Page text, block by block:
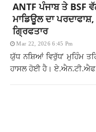
ANTF ਪੰਜਾਬ ਤੇ BSF
ਮਾਡਿਊਲ ਦਾ
ਗ੍ਰਿਫਤਾਰ
Mar 22, 2026 6:45 Pm
ਯੁੱਧ ਨਸ਼ਿਆਂ ਵਿਰੁੱਧ’ ਮੁਹਿੰਮ
ਹਾਸਲ ਹੋਈ ਹੈ।